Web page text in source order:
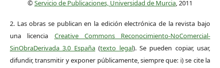
©Servicio de Publicaciones, Universidad de Murcia, 2011
2. Las obras se publican en la edición electrónica de la revista bajo
una licencia Creative Commons Reconocimiento-NoComercial-
SinObraDerivada 3.0 España(texto legal). Se pueden copiar, usar,
difundir, transmitir y exponer públicamente, siempre que: i) se cite la